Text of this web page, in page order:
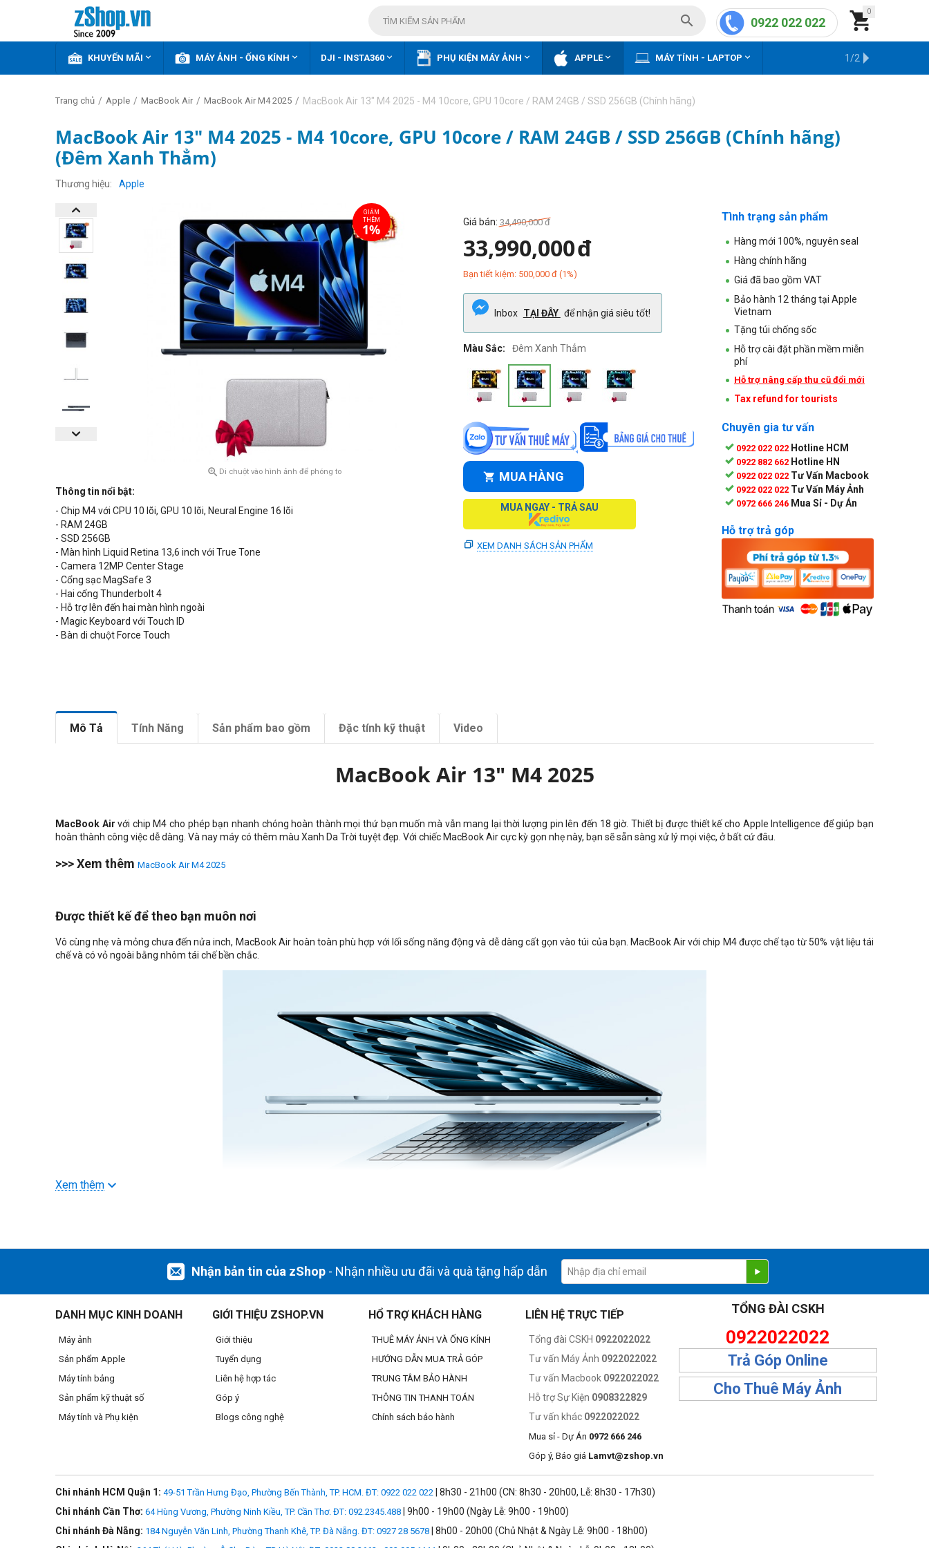
0

0922 022 022

KHUYẾN MÃI  MÁY ẢNH - ỐNG KÍNH  DJI - INSTA360  PHỤ KIỆN MÁY ẢNH  APPLE MÁY TÍNH - LAPTOP  KHO HÀNG CŨ
1/2
Trang chủ / Apple / MacBook Air / MacBook Air M4 2025 / MacBook Air 13" M4 2025 - M4 10core, GPU 10core / RAM 24GB / SSD 256GB (Chính hãng)
MacBook Air 13" M4 2025 - M4 10core, GPU 10core / RAM 24GB / SSD 256GB (Chính hãng)
(Đêm Xanh Thẳm)
Thương hiệu Apple
 Di chuột vào hình ảnh để phóng to
Thông tin nổi bật:
- Chip M4 với CPU 10 lõi, GPU 10 lõi, Neural Engine 16 lõi
- RAM 24GB
- SSD 256GB
- Màn hình Liquid Retina 13,6 inch với True Tone
- Camera 12MP Center Stage
- Cổng sạc MagSafe 3
- Hai cổng Thunderbolt 4
- Hỗ trợ lên đến hai màn hình ngoài
- Magic Keyboard với Touch ID
- Bàn di chuột Force Touch
Giá bán: 34,490,000 đ
33,990,000đ
Bạn tiết kiệm: 500,000đ(1 %)
Inbox TẠI ĐÂY để nhận giá siêu tốt!
Màu Sắc: Đêm Xanh Thẳm
MUA HÀNG
MUA NGAY - TRẢ SAU
XEM DANH SÁCH SẢN PHẨM
Tình trạng sản phẩm
Hàng mới 100%, nguyên seal
Hàng chính hãng
Giá đã bao gồm VAT
Bảo hành 12 tháng tại Apple
Vietnam
Tặng túi chống sốc
Hỗ trợ cài đặt phần mềm miễn
phí
Hỗ trợ nâng cấp thu cũ đổi mới
Tax refund for tourists
Chuyên gia tư vấn
0922 022 022 Hotline HCM
0922 882 662 Hotline HN
0922 022 022 Tư Vấn Macbook
0922 022 022 Tư Vấn Máy Ảnh
0972 666 246 Mua Sỉ - Dự Án
Hỗ trợ trả góp
Mô Tả Tính Năng Sản phẩm bao gồm Đặc tính kỹ thuật Video
MacBook Air 13" M4 2025
MacBook Air với chip M4 cho phép bạn nhanh chóng hoàn thành mọi thứ bạn muốn mà vẫn mang lại thời lượng pin lên đến 18 giờ. Thiết bị được thiết kế cho Apple Intelligence để giúp bạn
hoàn thành công việc dễ dàng. Và nay máy có thêm màu Xanh Da Trời tuyệt đẹp. Với chiếc MacBook Air cực kỳ gọn nhẹ này, bạn sẽ sẵn sàng xử lý mọi việc, ở bất cứ đâu.
>>> Xem thêm MacBook Air M4 2025
Được thiết kế để theo bạn muôn nơi
Vô cùng nhẹ và mỏng chưa đến nửa inch, MacBook Air hoàn toàn phù hợp với lối sống năng động và dễ dàng cất gọn vào túi của bạn. MacBook Air với chip M4 được chế tạo từ 50% vật liệu tái
chế và có vỏ ngoài bằng nhôm tái chế bền chắc.
Một màu mới vừa tới
Với sắc Xanh Da Trời mới, MacBook Air giờ đây có bốn màu sắc tuyệt đẹp, chắc chắn sẽ khiến bạn ngất ngây. Và mỗi chiếc MacBook Air đều đi kèm với cáp sạc MagSafe cùng tông màu.
Xem thêm
Nhận bản tin của zShop - Nhận nhiều ưu đãi và quà tặng hấp dẫn
DANH MỤC KINH DOANH
Máy ảnh
Sản phẩm Apple
Máy tính bảng
Sản phẩm kỹ thuật số
Máy tính và Phụ kiện
GIỚI THIỆU ZSHOP.VN
Giới thiệu
Tuyển dụng
Liên hệ hợp tác
Góp ý
Blogs công nghệ
HỔ TRỢ KHÁCH HÀNG
THUÊ MÁY ẢNH VÀ ỐNG KÍNH
HƯỚNG DẪN MUA TRẢ GÓP
TRUNG TÂM BẢO HÀNH
THÔNG TIN THANH TOÁN
Chính sách bảo hành
LIÊN HỆ TRỰC TIẾP
Tổng đài CSKH 0922022022
Tư vấn Máy Ảnh 0922022022
Tư vấn Macbook 0922022022
Hỗ trợ Sự Kiện 0908322829
Tư vấn khác 0922022022
Mua sỉ - Dự Án 0972 666 246
Góp ý, Báo giá Lamvt@zshop.vn
TỔNG ĐÀI CSKH
0922022022
Trả Góp Online
Cho Thuê Máy Ảnh
Chi nhánh HCM Quận 1: 49-51 Trần Hưng Đạo, Phường Bến Thành, TP. HCM. ĐT: 0922 022 022 | 8h30 - 21h00 (CN: 8h30 - 20h00, Lễ: 8h30 - 17h30)
Chi nhánh Cần Thơ: 64 Hùng Vương, Phường Ninh Kiều, TP. Cần Thơ. ĐT: 092.2345.488 | 9h00 - 19h00 (Ngày Lễ: 9h00 - 19h00)
Chi nhánh Đà Nẵng: 184 Nguyễn Văn Linh, Phường Thanh Khê, TP. Đà Nẵng. ĐT: 0927 28 5678 | 8h00 - 20h00 (Chủ Nhật & Ngày Lễ: 9h00 - 18h00)